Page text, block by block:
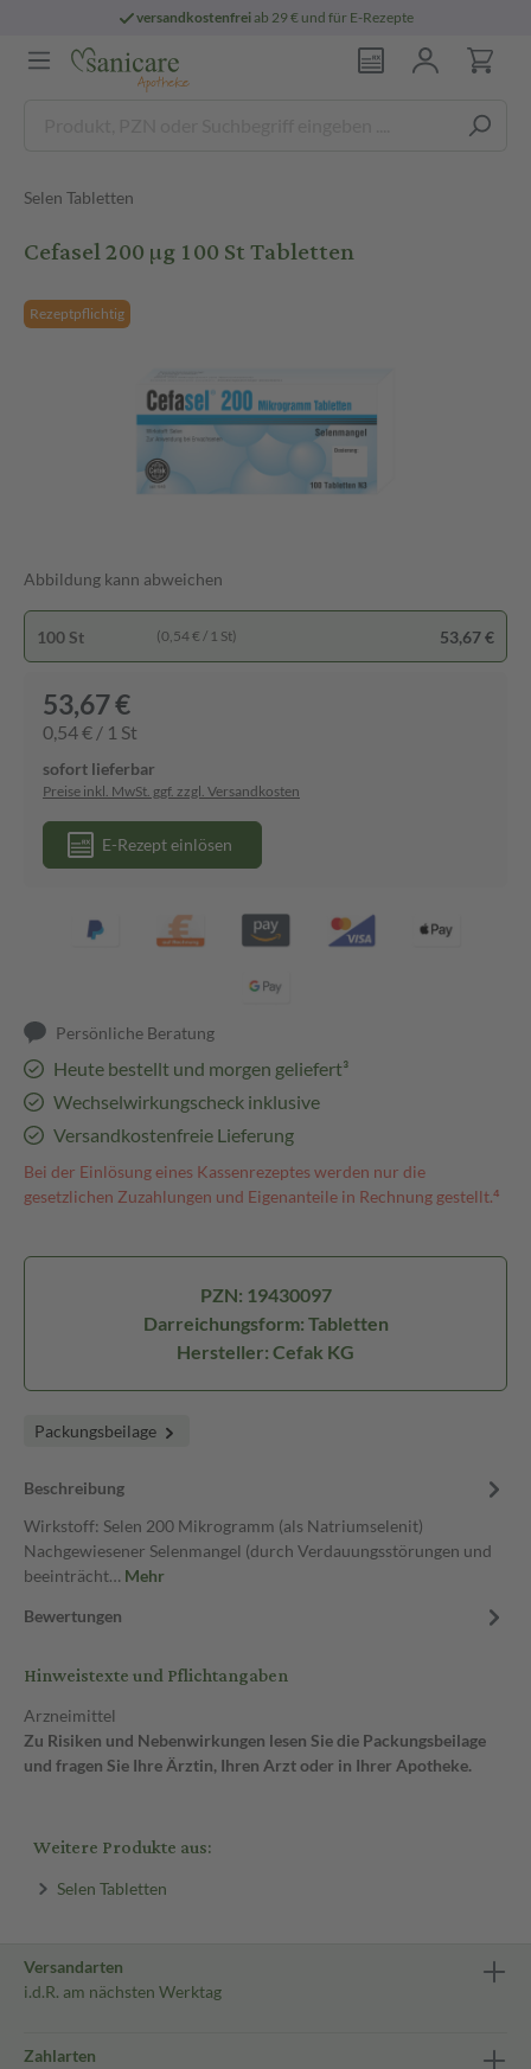
versandkostenfreiab 29 € und für E-Rezepte
Selen Tabletten
Cefasel 200 µg 100 St Tabletten
Rezeptpflichtig
Abbildung kann abweichen
100 St (0,54 € / 1 St) 53,67 €
53,67 €
0,54 € / 1 St
sofort lieferbar
Preise inkl. MwSt. ggf. zzgl. Versandkosten
E-Rezept einlösen
Persönliche Beratung
Heute bestellt und morgen geliefert³
Wechselwirkungscheck inklusive
Versandkostenfreie Lieferung
Bei der Einlösung eines Kassenrezeptes werden nur die
gesetzlichen Zuzahlungen und Eigenanteile in Rechnung gestellt.⁴
PZN: 19430097
Darreichungsform: Tabletten
Hersteller: Cefak KG
Packungsbeilage
Beschreibung
Wirkstoff: Selen 200 Mikrogramm (als Natriumselenit)
Nachgewiesener Selenmangel (durch Verdauungsstörungen und
beeinträcht… Mehr
Bewertungen
Hinweistexte und Pflichtangaben
Arzneimittel
Zu Risiken und Nebenwirkungen lesen Sie die Packungsbeilage
und fragen Sie Ihre Ärztin, Ihren Arzt oder in Ihrer Apotheke.
Weitere Produkte aus:
Selen Tabletten
Versandarten
i.d.R. am nächsten Werktag
Zahlarten